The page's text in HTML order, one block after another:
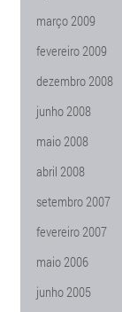
março 2009
fevereiro 2009
dezembro 2008
junho 2008
maio 2008
abril 2008
setembro 2007
fevereiro 2007
maio 2006
junho 2005